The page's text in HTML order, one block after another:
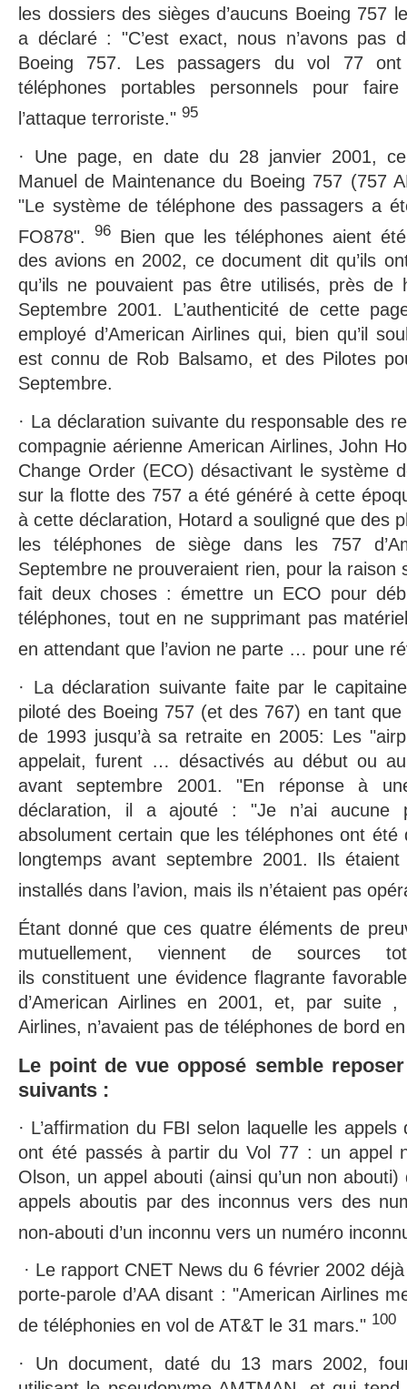
les dossiers des sièges d’aucuns Boeing 757
a déclaré : "C’est exact, nous n’avons pas
Boeing 757. Les passagers du vol 77
téléphones portables personnels pour
l’attaque terroriste." 95
· Une page, en date du 28 janvier 2001,
Manuel de Maintenance du Boeing 757 (757
"Le système de téléphone des passagers a
FO878". 96 Bien que les téléphones aient
des avions en 2002, ce document dit qu’ils
qu’ils ne pouvaient pas être utilisés, près de
Septembre 2001. L’authenticité de cette
employé d’American Airlines qui, bien qu’il
est connu de Rob Balsamo, et des Pilotes
Septembre.
· La déclaration suivante du responsable des
compagnie aérienne American Airlines, John
Change Order (ECO) désactivant le système
sur la flotte des 757 a été généré à cette
à cette déclaration, Hotard a souligné que des
les téléphones de siège dans les 757
Septembre ne prouveraient rien, pour la raison
fait deux choses : émettre un ECO pour
téléphones, tout en ne supprimant pas
en attendant que l’avion ne parte … pour une
· La déclaration suivante faite par le
piloté des Boeing 757 (et des 767) en tant
de 1993 jusqu’à sa retraite en 2005: Les
appelait, furent … désactivés au début ou
avant septembre 2001. "En réponse à
déclaration, il a ajouté : "Je n’ai aucune
absolument certain que les téléphones ont été
longtemps avant septembre 2001. Ils étaient
installés dans l’avion, mais ils n’étaient pas
Étant donné que ces quatre éléments de
mutuellement, viennent de sources
ils constituent une évidence flagrante
d’American Airlines en 2001, et, par suite ,
Airlines, n’avaient pas de téléphones de bord
Le point de vue opposé semble
suivants :
· L’affirmation du FBI selon laquelle les
ont été passés à partir du Vol 77 : un appel
Olson, un appel abouti (ainsi qu’un non
appels aboutis par des inconnus vers des
non-abouti d’un inconnu vers un numéro
· Le rapport CNET News du 6 février 2002
porte-parole d’AA disant : "American Airlines
de téléphonies en vol de AT&T le 31 mars." 100
· Un document, daté du 13 mars 2002,